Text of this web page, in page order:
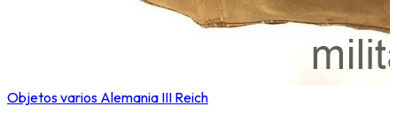
Objetos varios Alemania III Reich